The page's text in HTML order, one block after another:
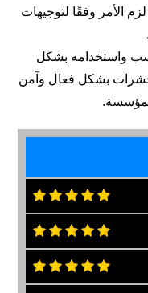
الأمر وفقًا لتوجيهات
واستخدامه بشكل
بشكل فعال وآمن